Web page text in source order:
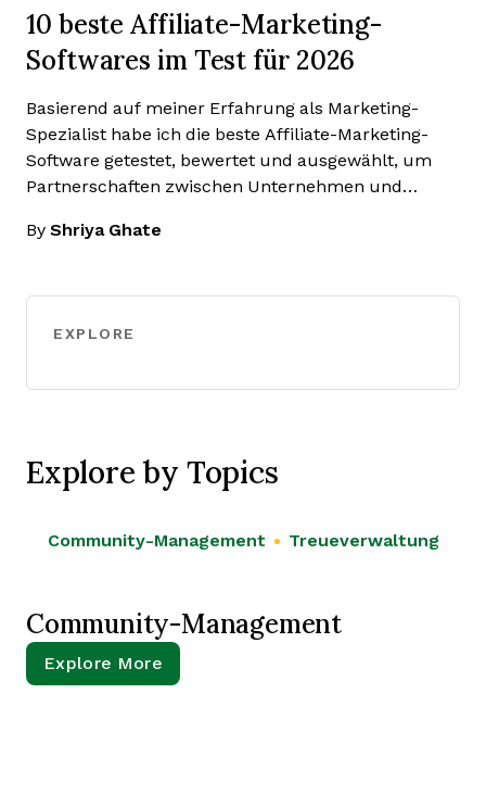
10 beste Affiliate-Marketing-
Softwares im Test für 2026
Basierend auf meiner Erfahrung als Marketing-
Spezialist habe ich die beste Affiliate-Marketing-
Software getestet, bewertet und ausgewählt, um
Partnerschaften zwischen Unternehmen und…
By Shriya Ghate
EXPLORE
Explore by Topics
Community-Management Treueverwaltung
Community-Management
Explore More